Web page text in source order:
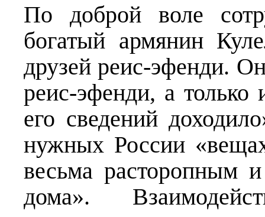
По доброй воле
богатый армянин
друзей реис-эфенди.
реис-эфенди, а
его сведений
нужных России
весьма расторопным
дома».